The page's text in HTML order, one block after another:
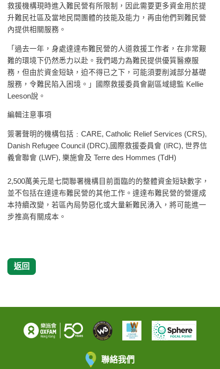
救援機構現時進入難民營有所限制，因此需要更多資金用於提
升難民社區及當地民間團體的技能及能力，再由他們到難民營
內提供相關服務。
「過去一年，身處達達布難民營的人道救援工作者，在非常艱
難的環境下仍然悉力以赴。我們竭力為難民提供優質醫療服
務，但由於資金短缺，迫不得已之下，可能須要削減部分基礎
服務，令難民陷入困境。」國際救援委員會副區域總監 Kellie
Leeson說。
編輯注意事項
簽署聲明的機構包括﹕CARE, Catholic Relief Services (CRS),
Danish Refugee Council (DRC),國際救援委員會 (IRC), 世界信
義會聯會 (LWF), 樂施會及 Terre des Hommes (TdH)
2,500萬美元是七間聯署機構目前面臨的的整體資金短缺數字，
並不包括在達達布難民營的其他工作。達達布難民營的營運成
本持續改變，若區內局勢惡化或大量新難民湧入，將可能進一
步推高有關成本。
返回
聯絡我們